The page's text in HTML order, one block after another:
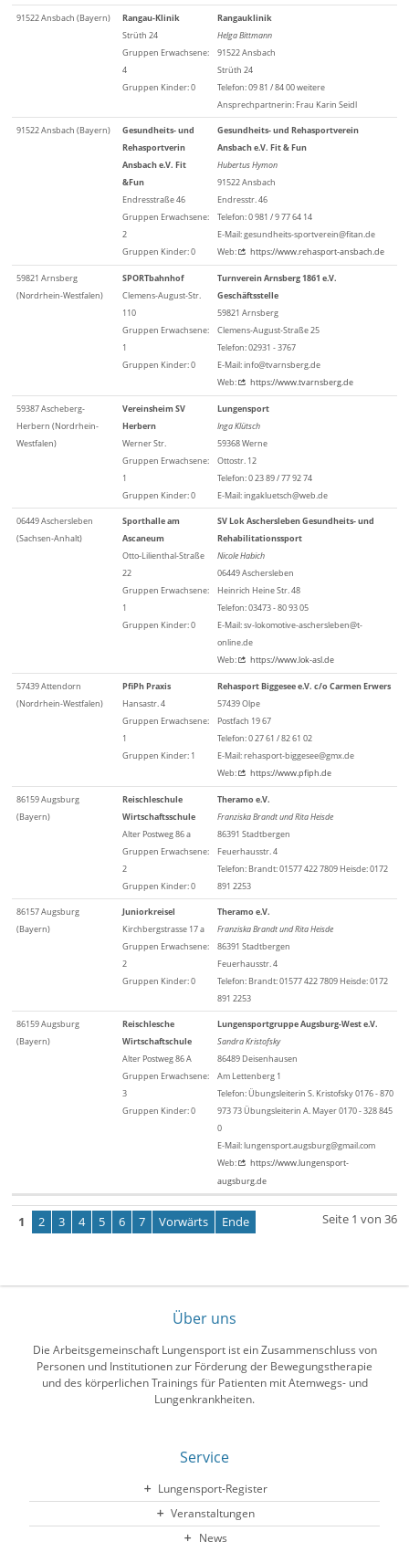
91522 Ansbach (Bayern)
Rangau-Klinik
Strüth 24
Gruppen Erwachsene:
4
Gruppen Kinder: 0
Rangauklinik
Helga Bittmann
91522 Ansbach
Strüth 24
Telefon: 09 81 / 84 00 weitere
Ansprechpartnerin: Frau Karin Seidl
91522 Ansbach (Bayern)
Gesundheits- und
Rehasportverin
Ansbach e.V. Fit
&Fun
Endresstraße 46
Gruppen Erwachsene:
2
Gruppen Kinder: 0
Gesundheits- und Rehasportverein
Ansbach e.V. Fit & Fun
Hubertus Hymon
91522 Ansbach
Endresstr. 46
Telefon: 0 981 / 9 77 64 14
E-Mail: gesundheits-sportverein@fitan.de
Web:
https://www.rehasport-ansbach.de
59821 Arnsberg
(Nordrhein-Westfalen)
SPORTbahnhof
Clemens-August-Str.
110
Gruppen Erwachsene:
1
Gruppen Kinder: 0
Turnverein Arnsberg 1861 e.V.
Geschäftsstelle
59821 Arnsberg
Clemens-August-Straße 25
Telefon: 02931 - 3767
E-Mail: info@tvarnsberg.de
Web:
https://www.tvarnsberg.de
59387 Ascheberg-
Herbern (Nordrhein-
Westfalen)
Vereinsheim SV
Herbern
Werner Str.
Gruppen Erwachsene:
1
Gruppen Kinder: 0
Lungensport
Inga Klütsch
59368 Werne
Ottostr. 12
Telefon: 0 23 89 / 77 92 74
E-Mail: ingakluetsch@web.de
06449 Aschersleben
(Sachsen-Anhalt)
Sporthalle am
Ascaneum
Otto-Lilienthal-Straße
22
Gruppen Erwachsene:
1
Gruppen Kinder: 0
SV Lok Aschersleben Gesundheits- und
Rehabilitationssport
Nicole Habich
06449 Aschersleben
Heinrich Heine Str. 48
Telefon: 03473 - 80 93 05
E-Mail: sv-lokomotive-aschersleben@t-
online.de
Web:
https://www.lok-asl.de
57439 Attendorn
(Nordrhein-Westfalen)
PfiPh Praxis
Hansastr. 4
Gruppen Erwachsene:
1
Gruppen Kinder: 1
Rehasport Biggesee e.V. c/o Carmen Erwers
57439 Olpe
Postfach 19 67
Telefon: 0 27 61 / 82 61 02
E-Mail: rehasport-biggesee@gmx.de
Web:
https://www.pfiph.de
86159 Augsburg
(Bayern)
Reischleschule
Wirtschaftsschule
Alter Postweg 86 a
Gruppen Erwachsene:
2
Gruppen Kinder: 0
Theramo e.V.
Franziska Brandt und Rita Heisde
86391 Stadtbergen
Feuerhausstr. 4
Telefon: Brandt: 01577 422 7809 Heisde: 0172
891 2253
86157 Augsburg
(Bayern)
Juniorkreisel
Kirchbergstrasse 17 a
Gruppen Erwachsene:
2
Gruppen Kinder: 0
Theramo e.V.
Franziska Brandt und Rita Heisde
86391 Stadtbergen
Feuerhausstr. 4
Telefon: Brandt: 01577 422 7809 Heisde: 0172
891 2253
86159 Augsburg
(Bayern)
Reischlesche
Wirtschaftschule
Alter Postweg 86 A
Gruppen Erwachsene:
3
Gruppen Kinder: 0
Lungensportgruppe Augsburg-West e.V.
Sandra Kristofsky
86489 Deisenhausen
Am Lettenberg 1
Telefon: Übungsleiterin S. Kristofsky 0176 - 870
973 73 Übungsleiterin A. Mayer 0170 - 328 845
0
E-Mail: lungensport.augsburg@gmail.com
Web:
https://www.lungensport-
augsburg.de
Seite 1 von 36
1 2 3 4 5 6 7 Vorwärts Ende
Über uns
Die Arbeitsgemeinschaft Lungensport ist ein Zusammenschluss von
Personen und Institutionen zur Förderung der Bewegungstherapie
und des körperlichen Trainings für Patienten mit Atemwegs- und
Lungenkrankheiten.
Service
Lungensport-Register
Veranstaltungen
News